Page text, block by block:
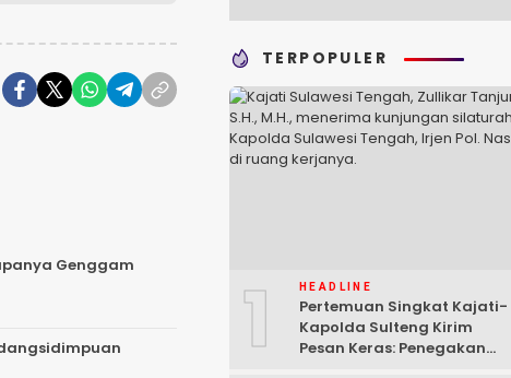
Genggam
TERPOPULER
1 HEADLINE
Pertemuan Singkat Kajati-
Kapolda Sulteng Kirim
Pesan Keras: Penegakan